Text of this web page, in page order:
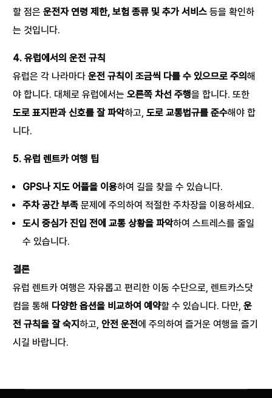
할 점은운전자 연령 제한, 보험 종류 및 추가 서비스 등을 확인하
는 것입니다.
4. 유럽에서의 운전 규칙
유럽은 각 나라마다운전 규칙이 조금씩 다를 수 있으므로 주의해
야 합니다. 대체로 유럽에서는오른쪽 차선 주행을 합니다. 또한
도로 표지판과 신호를 잘 파악하고,도로 교통법규를 준수해야 합
니다.
5. 유럽 렌트카 여행 팁
GPS나 지도 어플을 이용하여 길을 찾을 수 있습니다.
주차 공간 부족 문제에 주의하여 적절한 주차장을 이용하세요.
도시 중심가 진입 전에 교통 상황을 파악하여 스트레스를 줄일
수 있습니다.
결론
유럽 렌트카 여행은 자유롭고 편리한 이동 수단으로, 렌트카스닷
컴을 통해 다양한 옵션을 비교하여 예약할 수 있습니다. 다만,운
전 규칙을 잘 숙지하고,안전 운전에 주의하여 즐거운 여행을 즐기
시길 바랍니다.